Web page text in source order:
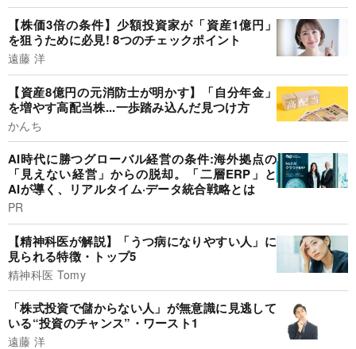
【株価3倍の条件】少額投資家が「資産1億円」
を狙うために必見! 8つのチェックポイント
遠藤 洋
【資産8億円の元消防士が明かす】「自分年金」
を増やす高配当株...一歩踏み込んだ見つけ方
かんち
AI時代に勝つグローバル経営の条件:海外拠点の
「見えない経営」からの脱却。「二層ERP」と
AIが導く、リアルタイム·データ統合戦略とは
PR
【精神科医が解説】「うつ病になりやすい人」に
見られる特徴・トップ5
精神科医 Tomy
「株式投資で儲からない人」が無意識に見逃して
いる“投資のチャンス”・ワースト1
遠藤 洋